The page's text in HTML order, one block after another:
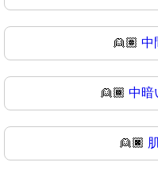
👱🏽 中
👱🏾 中暗
👱🏿